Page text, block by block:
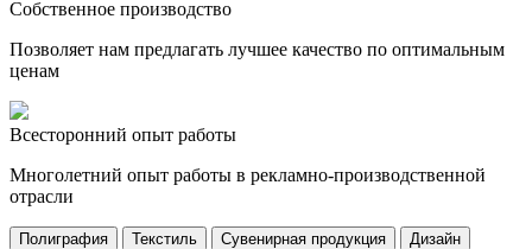
Собственное производство
Позволяет нам предлагать лучшее качество по оптимальным
ценам
Всесторонний опыт работы
Многолетний опыт работы в рекламно-производственной
отрасли
Полиграфия Текстиль Сувенирная продукция Дизайн